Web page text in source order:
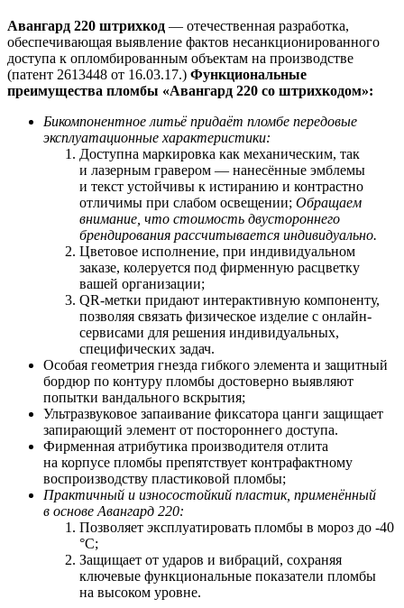
Авангард 220 штрихкод — отечественная разработка,
обеспечивающая выявление фактов несанкционированного
доступа к опломбированным объектам на производстве
(патент 2613448 от 16.03.17.) Функциональные
преимущества пломбы «Авангард 220 со штрихкодом»:
Бикомпонентное литьё придаёт пломбе передовые
эксплуатационные характеристики:
Доступна маркировка как механическим, так
и лазерным гравером — нанесённые эмблемы
и текст устойчивы к истиранию и контрастно
отличимы при слабом освещении; Обращаем
внимание, что стоимость двустороннего
брендирования рассчитывается индивидуально.
Цветовое исполнение, при индивидуальном
заказе, колеруется под фирменную расцветку
вашей организации;
QR-метки придают интерактивную компоненту,
позволяя связать физическое изделие с онлайн-
сервисами для решения индивидуальных,
специфических задач.
Особая геометрия гнезда гибкого элемента и защитный
бордюр по контуру пломбы достоверно выявляют
попытки вандального вскрытия;
Ультразвуковое запаивание фиксатора цанги защищает
запирающий элемент от постороннего доступа.
Фирменная атрибутика производителя отлита
на корпусе пломбы препятствует контрафактному
воспроизводству пластиковой пломбы;
Практичный и износостойкий пластик, применённый
в основе Авангард 220:
Позволяет эксплуатировать пломбы в мороз до -40
°С;
Защищает от ударов и вибраций, сохраняя
ключевые функциональные показатели пломбы
на высоком уровне.